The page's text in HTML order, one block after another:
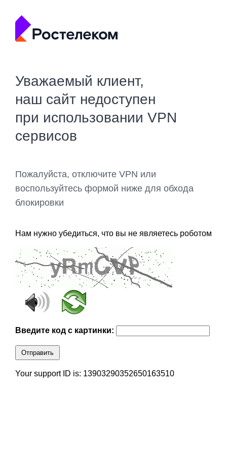
Уважаемый клиент,
наш сайт недоступен
при использовании VPN
сервисов
Пожалуйста, отключите VPN или
воспользуйтесь формой ниже для обхода
блокировки
Нам нужно убедиться, что вы не являетесь роботом
Введите код с картинки:
Отправить
Your support ID is: 13903290352650163510